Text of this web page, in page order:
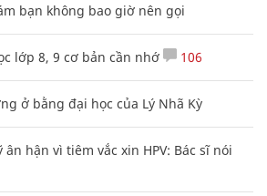
bạn không bao giờ nên gọi
lớp 8, 9 cơ bản cần nhớ 106
ở bằng đại học của Lý Nhã Kỳ
hận vì tiêm vắc xin HPV: Bác sĩ nói